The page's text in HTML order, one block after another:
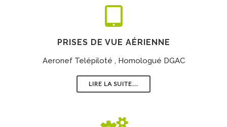
PRISES DE VUE AÉRIENNE
Aeronef Telépiloté , Homologué DGAC
LIRE LA SUITE...